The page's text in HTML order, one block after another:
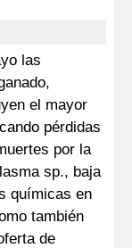
las
el mayor
pérdidas
por la
sp., baja
químicas en
también
de